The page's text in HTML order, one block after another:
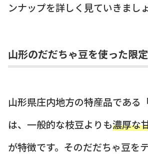
ンナップを詳しく見ていきましょ
山形のだだちゃ豆を使った限
山形県庄内地方の特産品である
は、一般的な枝豆よりも濃厚な
が特徴です。そのだだちゃ豆を